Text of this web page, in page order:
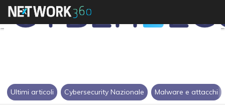
Ultimi articoli Cybersecurity Nazionale Malware e attacchi